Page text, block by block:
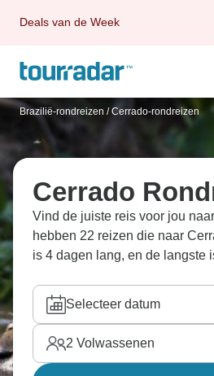
Deals van de Week
Brazilië-rondreizen / Cerrado-rondreizen
Cerrado
Vind de juiste reis voor jou
hebben 22 reizen die naar
is 4 dagen lang, en de langste
Selecteer datum
2 Volwassenen